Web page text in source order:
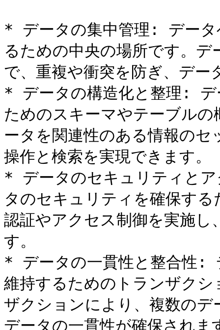
* データの集中管理: データ
るための中央の場所です。
で、重複や衝突を防ぎ、デー
* データの構造化と整理: デ
ためのスキーマやテーブル
ータを関連性のある情報の
操作と検索を実現できます。
* データのセキュリティと
タのセキュリティを確保す
認証やアクセス制御を実施し
す。
* データの一貫性と整合性:
維持するためのトランザク
ザクションにより、複数の
データの一貫性が確保されま